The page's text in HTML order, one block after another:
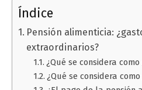
Índice
Pensión alimenticia:
extraordinarios?
¿Qué se considera
¿Qué se considera